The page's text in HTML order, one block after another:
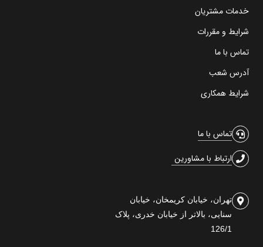
خدمات مشتریان
شرایط و مقررات
تماس با ما
آدرس شعب
شرایط همکاری
تماس با ما
ارتباط با مشاورین
تهران، خیابان کریمخان، خیابان
سنایی، بالاتر از خیابان خدری، پلاک
126/1